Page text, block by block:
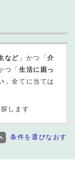
など 」かつ「介
つ「生活に困っ
」全てに当ては
します
条件を選びなおす